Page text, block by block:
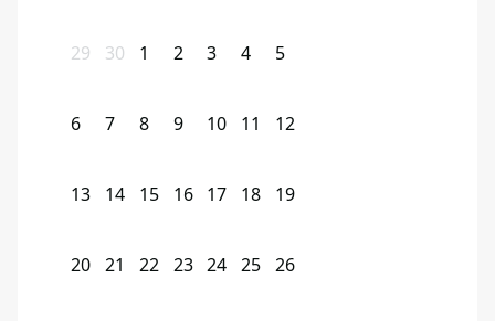
29 30 1 2 3 4 5
6 7 8 9 10 11 12
13 14 15 16 17 18 19
20 21 22 23 24 25 26